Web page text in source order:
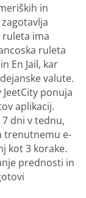
in
ruleta ima
ruleta
En Jail, kar
valute.
ponuja
aplikacij.
dni v tednu,
trenutnemu e-
kot 3 korake.
prednosti in